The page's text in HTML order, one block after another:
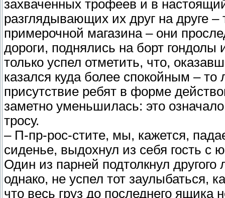
захваченных трофеев и в
разглядывающих их друг на друге
примерочной магазина – они
дороги, поднялись на борт
только успел отметить, что,
казался куда более спокойным – то
присутствие ребят в форме
заметно уменьшилась: это
тросу.
– П-пр-рос-стите, мы, кажется,
сиденье, выдохнул из себя гость с
Один из парней подтолкнул другого
однако, не успел тот заулыбаться,
что весь груз до последнего